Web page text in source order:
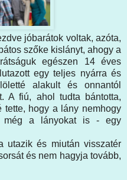
jóbarátok voltak, azóta,
szőke kislányt, ahogy a
egészen 14 éves
egy teljes nyárra és
alakult és onnantól
A fiú, ahol tudta bántotta,
tette, hogy a lány nemhogy
még a lányokat is - egy
utazik és miután visszatér
és nem hagyja tovább,